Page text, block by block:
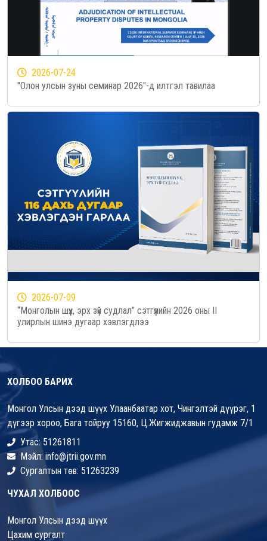
2026-07-24
"Олон улсын зуны семинар 2026"-д илтгэл тавилаа
2026-07-09
“Монголын шүүх, эрх зүй судлал” сэтгүүлийн 2026 оны II
улирлын шинэ дугаар хэвлэгдлээ
ХОЛБОО БАРИХ
Монгол Улсын дээд шүүх Улаанбаатар хот, Чингэлтэй дүүрэг, 1
дүгээр хороо, Бага тойруу 15160, Ц.Жигжиджавын гудамж 7/1
Утас: 51261811
Мэйл: info@jtrii.gov.mn
Сургалтын төв: 51263239
ЧУХАЛ ХОЛБООС
Монгол Улсын дээд шүүх
Цахим сургалт